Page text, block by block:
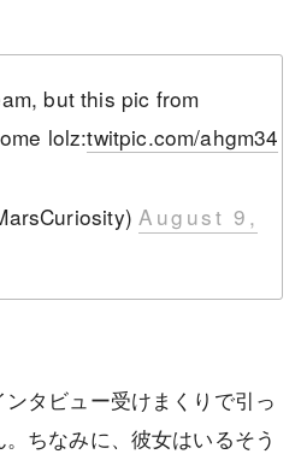
but this pic from
lolz:twitpic.com/ahgm34
August 9,
タビュー受けまくりで引っ
ちなみに、彼女はいるそう